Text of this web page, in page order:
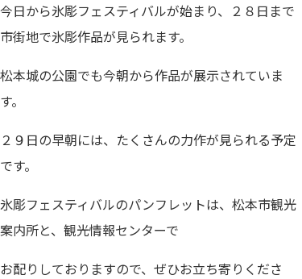
今日から氷彫フェスティバルが始まり、２８日まで
市街地で氷彫作品が見られます。
松本城の公園でも今朝から作品が展示されていま
す。
２９日の早朝には、たくさんの力作が見られる予定
です。
氷彫フェスティバルのパンフレットは、松本市観光
案内所と、観光情報センターで
お配りしておりますので、ぜひお立ち寄りくださ